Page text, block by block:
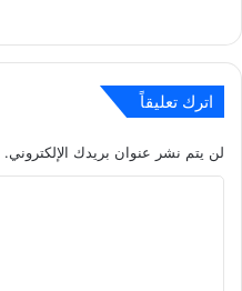
اترك تعليقاً
لن يتم نشر عنوان بريدك الإلكتروني.